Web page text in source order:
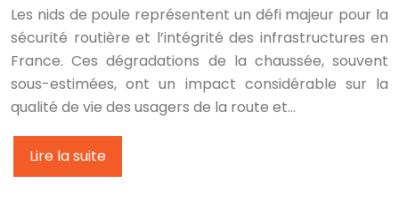
Les nids de poule représentent un défi majeur pour la
sécurité routière et l’intégrité des infrastructures en
France. Ces dégradations de la chaussée, souvent
sous-estimées, ont un impact considérable sur la
qualité de vie des usagers de la route et…
Lire la suite